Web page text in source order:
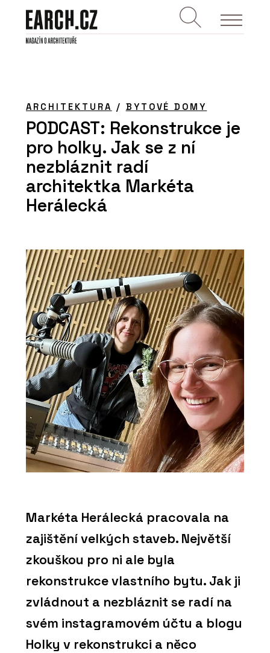
ARCHITEKTURA / BYTOVÉ DOMY
PODCAST: Rekonstrukce je
pro holky. Jak se z ní
nezbláznit radí
architektka Markéta
Herálecká
Markéta Herálecká pracovala na
zajištění velkých staveb. Největší
zkouškou pro ni ale byla
rekonstrukce vlastního bytu. Jak ji
zvládnout a nezbláznit se radí na
svém instagramovém účtu a blogu
Holky v rekonstrukci a něco